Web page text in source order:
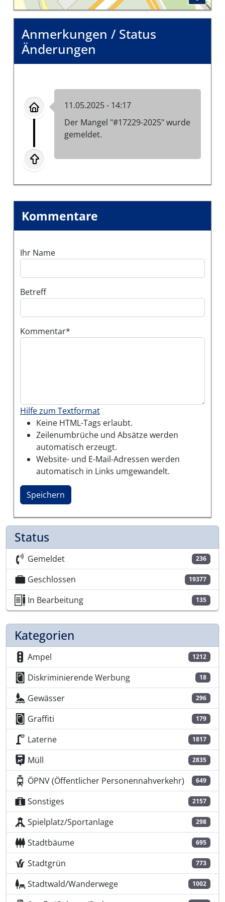
Anmerkungen / Status
Änderungen
11.05.2025 - 14:17
Der Mangel "#17229-2025" wurde
gemeldet.
Kommentare
Ihr Name
Betreff
Kommentar
Hilfe zum Textformat
Keine HTML-Tags erlaubt.
Zeilenumbrüche und Absätze werden
automatisch erzeugt.
Website- und E-Mail-Adressen werden
automatisch in Links umgewandelt.
Status
Gemeldet 236
Geschlossen 19377
In Bearbeitung 135
Kategorien
Ampel 1212
Diskriminierende Werbung 18
Gewässer 296
Graffiti 179
Laterne 1817
Müll 2835
ÖPNV (Öffentlicher Personennahverkehr) 649
Sonstiges 2157
Spielplatz/Sportanlage 298
Stadtbäume 695
Stadtgrün 773
Stadtwald/Wanderwege 1002